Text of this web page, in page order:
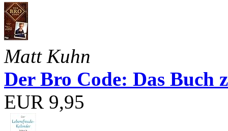
Matt Kuhn
Der Bro Code: Das Buch
EUR 9,95